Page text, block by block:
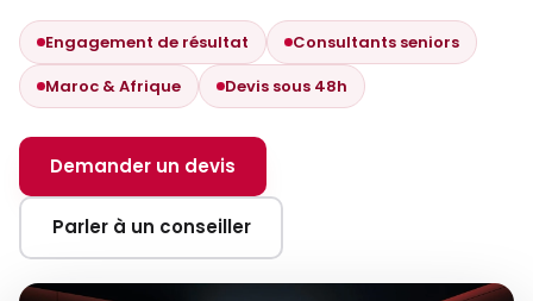
Engagement de résultat
Consultants seniors
Maroc & Afrique
Devis sous 48h
Demander un devis
Parler à un conseiller